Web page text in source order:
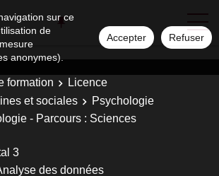
sur ce
de
anonymes).
Accepter Refuser
formation
Licence
et sociales
Psychologie
- Parcours : Sciences
3
des données